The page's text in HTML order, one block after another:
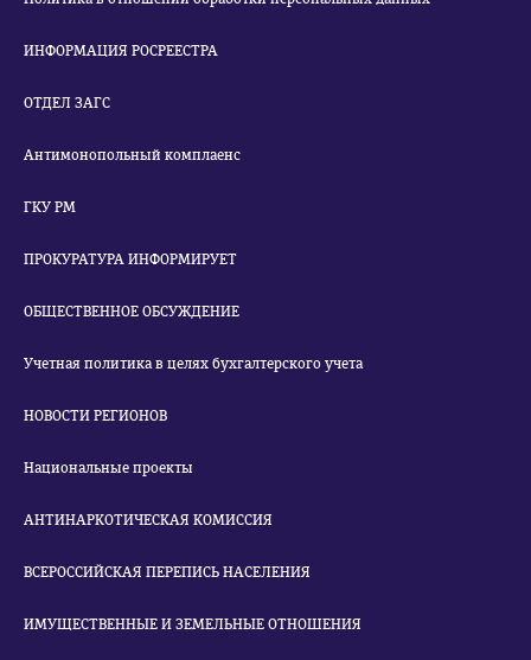
ИНФОРМАЦИЯ РОСРЕЕСТРА
ОТДЕЛ ЗАГС
Антимонопольный комплаенс
ГКУ РМ
ПРОКУРАТУРА ИНФОРМИРУЕТ
ОБЩЕСТВЕННОЕ ОБСУЖДЕНИЕ
Учетная политика в целях бухгалтерского учета
НОВОСТИ РЕГИОНОВ
Национальные проекты
АНТИНАРКОТИЧЕСКАЯ КОМИССИЯ
ВСЕРОССИЙСКАЯ ПЕРЕПИСЬ НАСЕЛЕНИЯ
ИМУЩЕСТВЕННЫЕ И ЗЕМЕЛЬНЫЕ ОТНОШЕНИЯ